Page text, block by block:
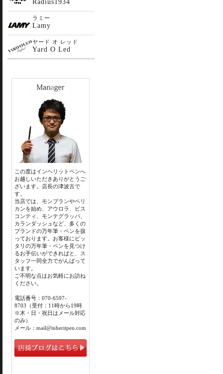
Radius1934
ラミー
Lamy
ヤード オ レッド
Yard O Led
この度はインヘリットペンへ
お越しいただきありがとうご
ざいます。店長の津波古で
す。
当店では、モンブランやペリ
カンを始め、アウロラ、ビス
コンティ、モンテグラッパ、
カランダッシュなど、多くの
ブランドの万年筆・ペンを扱
っております。お客様にピッ
タリの万年筆・ペンを見つけ
るお手伝いができればと、ス
タッフ一同全力でがんばって
います。
ご不明な点はお気軽にお訪ね
ください。
電話番号：070-6597-
8703（受付：11時から19時
※木・日・祝日はメール対応
のみ）
メール：mail@inheritpen.com